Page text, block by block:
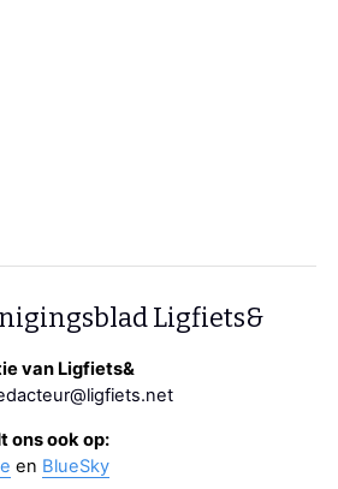
Ligfiets&
van Ligfiets&
ons ook op:
en BlueSky